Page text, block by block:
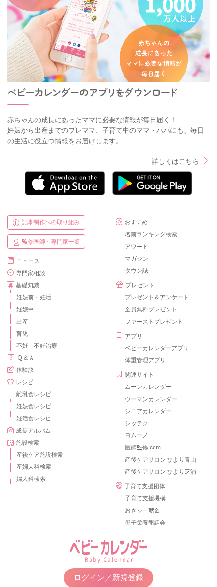
赤ちゃんの成長にあったママに必要な情報が毎日届く！
妊娠から出産までのプレママ、子育て中のママ・パパにも、毎日
の生活に役立つ情報をお届けします。
詳しくはこちら
記事制作への取り組み
監修医師・専門家一覧
ニュース
専門家相談
基礎知識
妊娠前・妊活
妊娠中
出産
育児
不妊・不妊治療
Ｑ＆Ａ
体験談
レシピ
離乳食レシピ
妊娠食レシピ
妊活食レシピ
成長アルバム
施設検索
産後ケア施設検索
産婦人科検索
婦人科検索
おすすめ
名前ランキング検索
アワード
マガジン
タウン誌
プレゼント
プレゼント＆アンケート
全員無料プレゼント
ファーストプレゼント
アプリ
ベビーカレンダーアプリ
体重管理アプリ
関連サイト
ムーンカレンダー
ウーマンカレンダー
シニアカレンダー
シッテク
ヨムーノ
医師監修.com
産後ケアサロン ひより青山
産後ケアサロン ひより芝浦
子育て支援団体
子育て支援機構
おぎゃー献金
母子栄養懇話会
ログイン／新規登録